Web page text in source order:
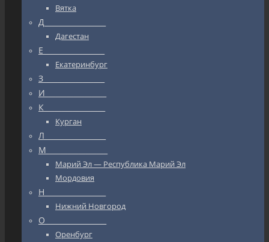
Вятка
Д_________________
Дагестан
Е_________________
Екатеринбург
З_________________
И_________________
К_________________
Курган
Л_________________
М_________________
Марий Эл — Республика Марий Эл
Мордовия
Н_________________
Нижний Новгород
О_________________
Оренбург